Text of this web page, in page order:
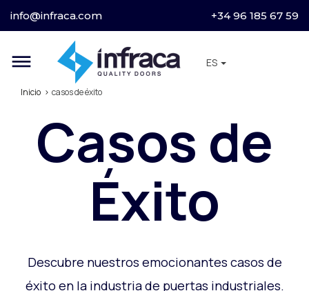
info@infraca.com +34 96 185 67 59
dehaze ES
Inicio casos de éxito
Casos de
Éxito
Descubre nuestros emocionantes casos de
éxito en la industria de puertas industriales.